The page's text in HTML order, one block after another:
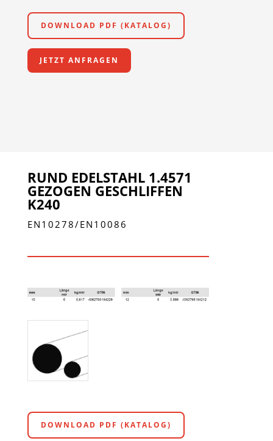
DOWNLOAD PDF (KATALOG)
JETZT ANFRAGEN
RUND EDELSTAHL 1.4571
GEZOGEN GESCHLIFFEN
K240
EN10278/EN10086
DOWNLOAD PDF (KATALOG)